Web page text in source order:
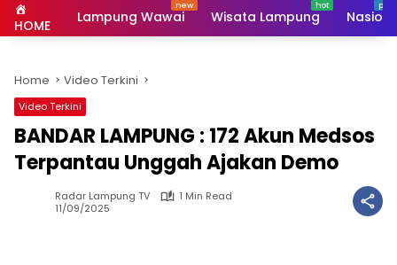
HOME Lampung Wawai Wisata Lampung
Home Video Terkini
Video Terkini
BANDAR LAMPUNG : 172 Akun Medsos
Terpantau Unggah Ajakan Demo
Radar Lampung TV
1 Min Read
11/09/2025